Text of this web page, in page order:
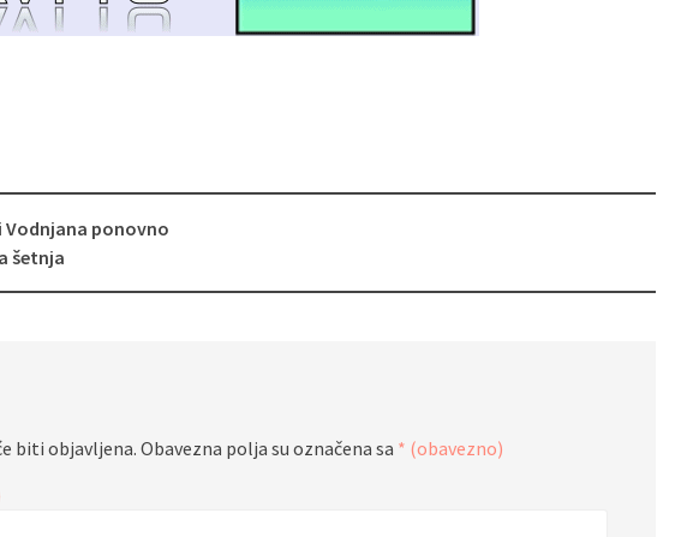
Vodnjana ponovno
šetnja
biti objavljena.Obavezna polja su označena sa * (obavezno)